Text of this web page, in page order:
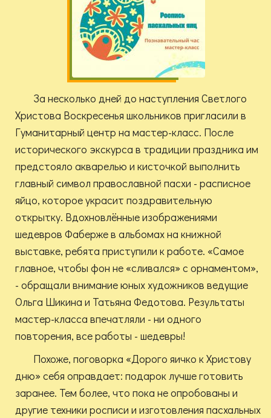
За несколько дней до наступления Светлого
Христова Воскресенья школьников пригласили в
Гуманитарный центр на мастер-класс. После
исторического экскурса в традиции праздника им
предстояло акварелью и кисточкой выполнить
главный символ православной пасхи - расписное
яйцо, которое украсит поздравительную
открытку. Вдохновлённые изображениями
шедевров Фаберже в альбомах на книжной
выставке, ребята приступили к работе. «Самое
главное, чтобы фон не «сливался» с орнаментом»,
- обращали внимание юных художников ведущие
Ольга Шикина и Татьяна Федотова. Результаты
мастер-класса впечатляли - ни одного
повторения, все работы - шедевры!
Похоже, поговорка «Дорого яичко к Христову
дню» себя оправдает: подарок лучше готовить
заранее. Тем более, что пока не опробованы и
другие техники росписи и изготовления пасхальных